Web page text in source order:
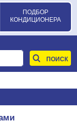
ПОДБОР
КОНДИЦИОНЕРА